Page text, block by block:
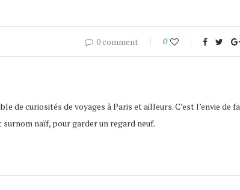
0 comment 0
de curiosités de voyages à Paris et ailleurs. C’est l’envie
surnom naïf, pour garder un regard neuf.